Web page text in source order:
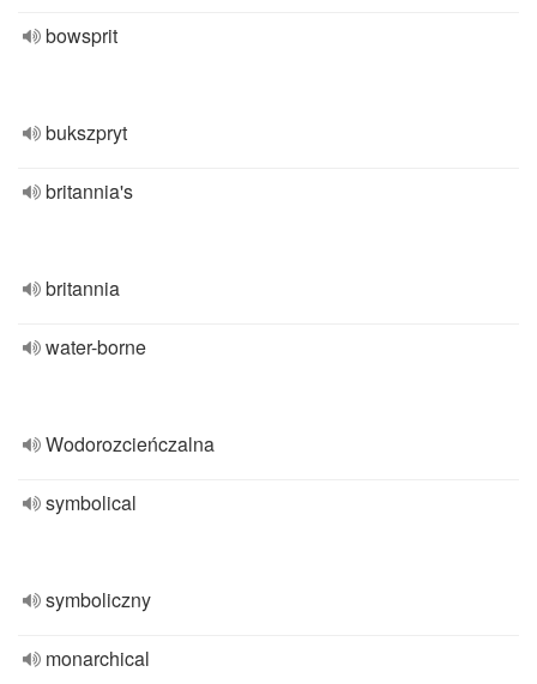
bowsprit
bukszpryt
britannia's
britannia
water-borne
Wodorozcieńczalna
symbolical
symboliczny
monarchical